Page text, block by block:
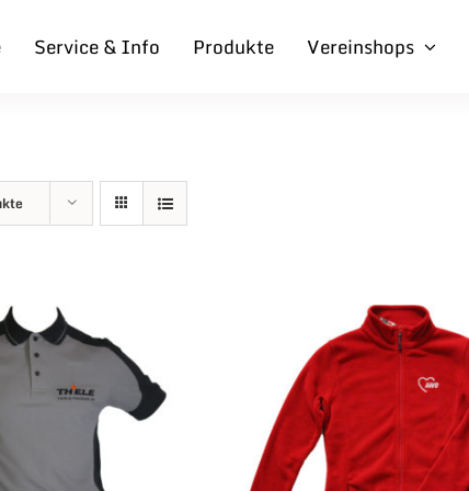
Service & Info Produkte Vereinshops